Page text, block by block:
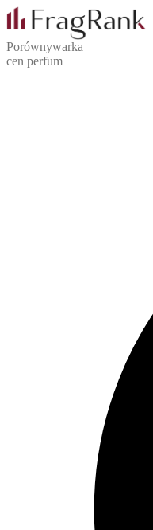
Porównywarka
cen perfum